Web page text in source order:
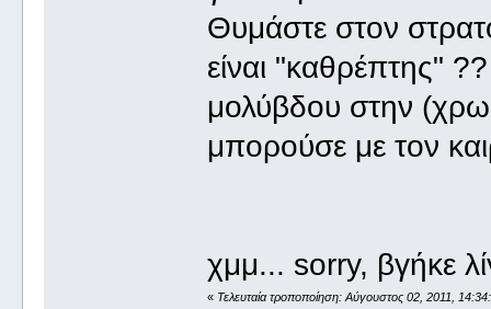
Θυμάστε στον
είναι "καθρέπτης"
μολύβδου στην
μπορούσε με τον
χμμ... sorry, βγήκε
« Τελευταία τροποποίηση: Αύγουστος 02, 2011,